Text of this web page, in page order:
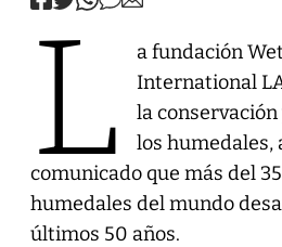
L
a fundación
International
la
los humedales,
comunicado que más del
humedales del mundo
últimos 50 años.